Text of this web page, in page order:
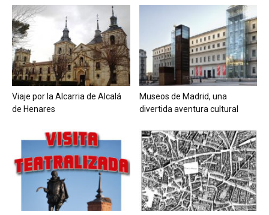
Viaje por la Alcarria de Alcalá
de Henares
Museos de Madrid, una
divertida aventura cultural